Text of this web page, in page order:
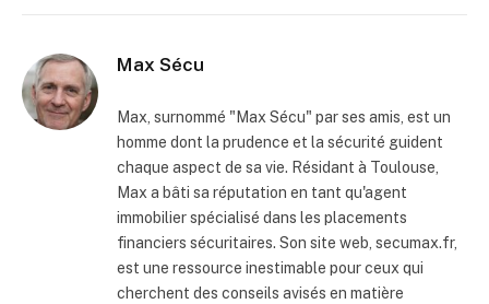
Max Sécu
Max, surnommé "Max Sécu" par ses amis, est un
homme dont la prudence et la sécurité guident
chaque aspect de sa vie. Résidant à Toulouse,
Max a bâti sa réputation en tant qu'agent
immobilier spécialisé dans les placements
financiers sécuritaires. Son site web, secumax.fr,
est une ressource inestimable pour ceux qui
cherchent des conseils avisés en matière